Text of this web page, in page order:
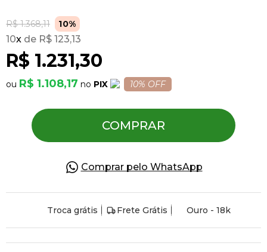
R$ 1.368,11 10%
R$ 1.231,30
10x R$ 123,13
R$ 1.108,17 PIX 10% OFF
COMPRAR
Comprar pelo WhatsApp
Troca grátis Frete Grátis Ouro - 18k
Pulseiras
Piercing
Pedras Preciosas